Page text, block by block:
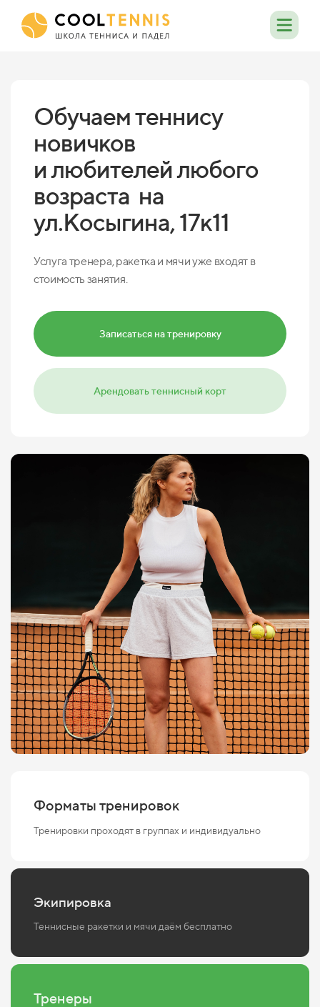
Обучаем теннису
новичков
и любителей любого
возраста на
ул.Косыгина, 17к11
Услуга тренера, ракетка и мячи уже входят в
стоимость занятия.
Записаться на тренировку
Арендовать теннисный корт
Форматы тренировок
Тренировки проходят в группах и индивидуально
Экипировка
Теннисные ракетки и мячи даём бесплатно
Тренеры